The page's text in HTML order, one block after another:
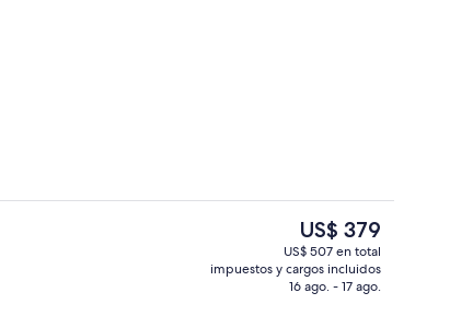
libre, sillones reclinables de piscina Salas de tratamiento para parejas,
El
precio
actual
es
US$ 379
US$ 507 en total
impuestos y cargos incluidos
16 ago. - 17 ago.